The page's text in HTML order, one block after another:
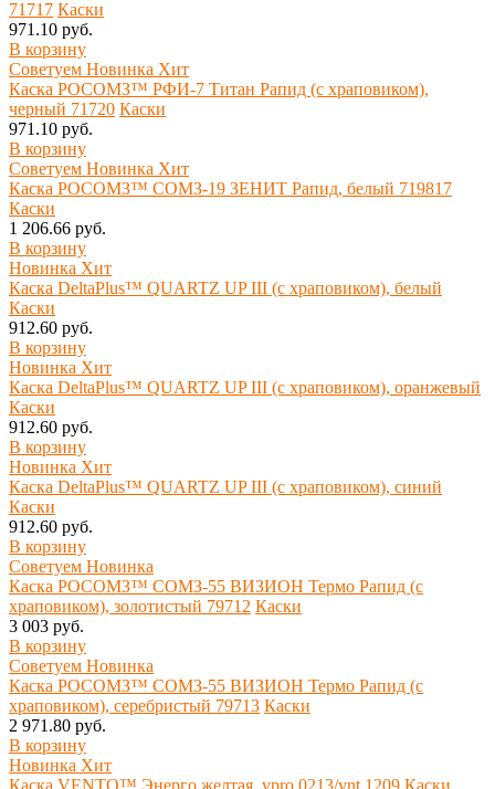
71717 Каски
971.10 руб.
В корзину
Советуем Новинка Хит
Каска РОСОМЗ™ РФИ-7 Титан Рапид (с храповиком),
черный 71720 Каски
971.10 руб.
В корзину
Советуем Новинка Хит
Каска РОСОМЗ™ СОМЗ-19 ЗЕНИТ Рапид, белый 719817
Каски
1 206.66 руб.
В корзину
Новинка Хит
Каска DeltaPlus™ QUARTZ UP III (с храповиком), белый
Каски
912.60 руб.
В корзину
Новинка Хит
Каска DeltaPlus™ QUARTZ UP III (с храповиком), оранжевый
Каски
912.60 руб.
В корзину
Новинка Хит
Каска DeltaPlus™ QUARTZ UP III (с храповиком), синий
Каски
912.60 руб.
В корзину
Советуем Новинка
Каска РОСОМЗ™ СОМЗ-55 ВИЗИОН Термо Рапид (с
храповиком), золотистый 79712 Каски
3 003 руб.
В корзину
Советуем Новинка
Каска РОСОМЗ™ СОМЗ-55 ВИЗИОН Термо Рапид (с
храповиком), серебристый 79713 Каски
2 971.80 руб.
В корзину
Новинка Хит
Каска VENTO™ Энерго желтая, vpro 0213/vnt 1209 Каски